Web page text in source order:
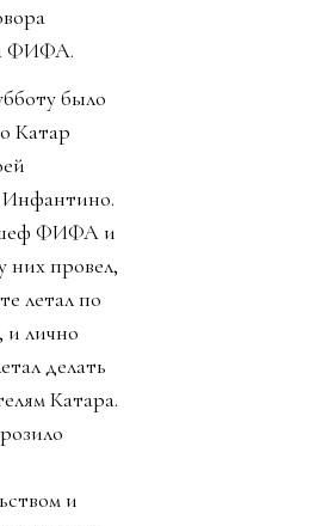
ФИФА.
было
Катар
ФИФА и
них провел,
летал по
и лично
делать
Катара.
и